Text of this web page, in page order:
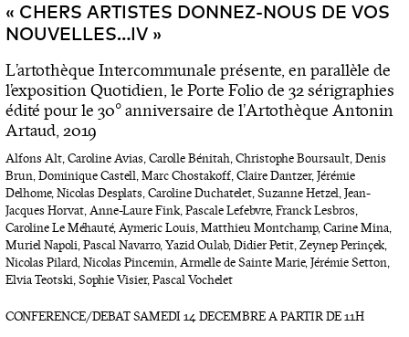
« CHERS ARTISTES DONNEZ-NOUS DE VOS
NOUVELLES…IV »
L’artothèque Intercommunale présente, en parallèle de
l’exposition Quotidien, le Porte Folio de 32 sérigraphies
édité pour le 30° anniversaire de l’Artothèque Antonin
Artaud, 2019
Alfons Alt, Caroline Avias, Carolle Bénitah, Christophe Boursault, Denis
Brun, Dominique Castell, Marc Chostakoff, Claire Dantzer, Jérémie
Delhome, Nicolas Desplats, Caroline Duchatelet, Suzanne Hetzel, Jean-
Jacques Horvat, Anne-Laure Fink, Pascale Lefebvre, Franck Lesbros,
Caroline Le Méhauté, Aymeric Louis, Matthieu Montchamp, Carine Mina,
Muriel Napoli, Pascal Navarro, Yazid Oulab, Didier Petit, Zeynep Perinçek,
Nicolas Pilard, Nicolas Pincemin, Armelle de Sainte Marie, Jérémie Setton,
Elvia Teotski, Sophie Visier, Pascal Vochelet
CONFERENCE/DEBAT SAMEDI 14 DECEMBRE A PARTIR DE 11H